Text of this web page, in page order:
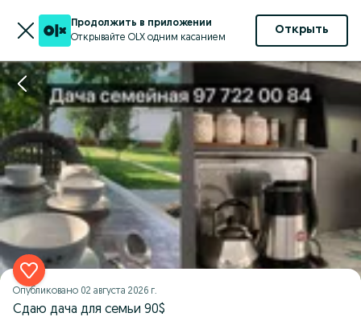
Продолжить в приложении
Открывайте OLX одним касанием
Открыть
Опубликовано 02 августа 2026 г.
Сдаю дача для семьи 90$